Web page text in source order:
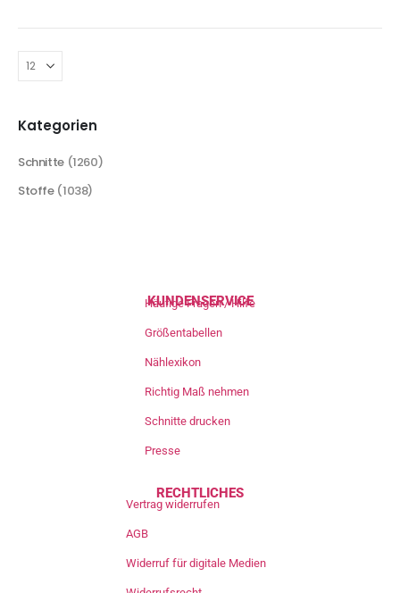
Kategorien
Schnitte (1260)
Stoffe (1038)
KUNDENSERVICE
Häufige Fragen / Hilfe
Größentabellen
Nählexikon
Richtig Maß nehmen
Schnitte drucken
Presse
RECHTLICHES
Vertrag widerrufen
AGB
Widerruf für digitale Medien